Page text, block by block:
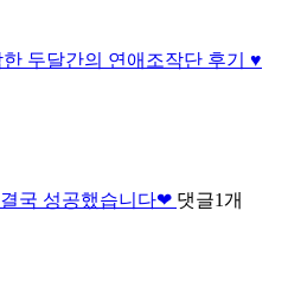
두달간의 연애조작단 후기 ♥
국 성공했습니다❤ 댓글1개